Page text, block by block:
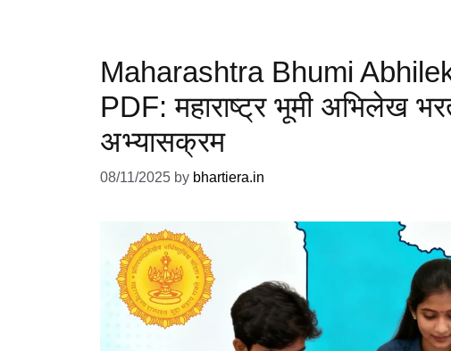
Maharashtra Bhumi
PDF: महाराष्ट्र भूमी अभिलेख
अभ्यासक्रम
08/11/2025 by bhartiera.in